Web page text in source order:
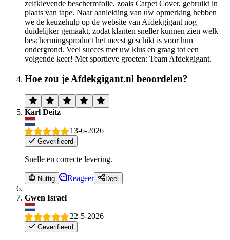
zelfklevende beschermfolie, zoals Carpet Cover, gebruikt in
plaats van tape. Naar aanleiding van uw opmerking hebben
we de keuzehulp op de website van Afdekgigant nog
duidelijker gemaakt, zodat klanten sneller kunnen zien welk
beschermingsproduct het meest geschikt is voor hun
ondergrond. Veel succes met uw klus en graag tot een
volgende keer! Met sportieve groeten: Team Afdekgigant.
Hoe zou je Afdekgigant.nl beoordelen?
Karl Deitz
13-6-2026
Geverifieerd
Snelle en correcte levering.
Nuttig Reageer Deel
Gwen Israel
22-5-2026
Geverifieerd